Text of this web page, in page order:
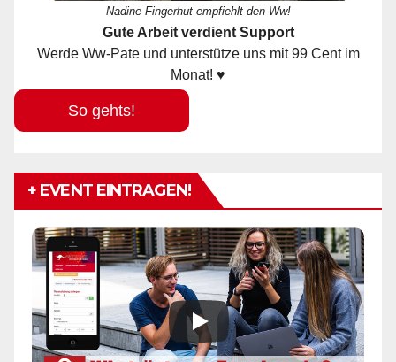
Nadine Fingerhut empfiehlt den Ww!
Gute Arbeit verdient Support
Werde Ww-Pate und unterstütze uns mit 99 Cent im
Monat! ♥
So gehts!
+ EVENT EINTRAGEN!